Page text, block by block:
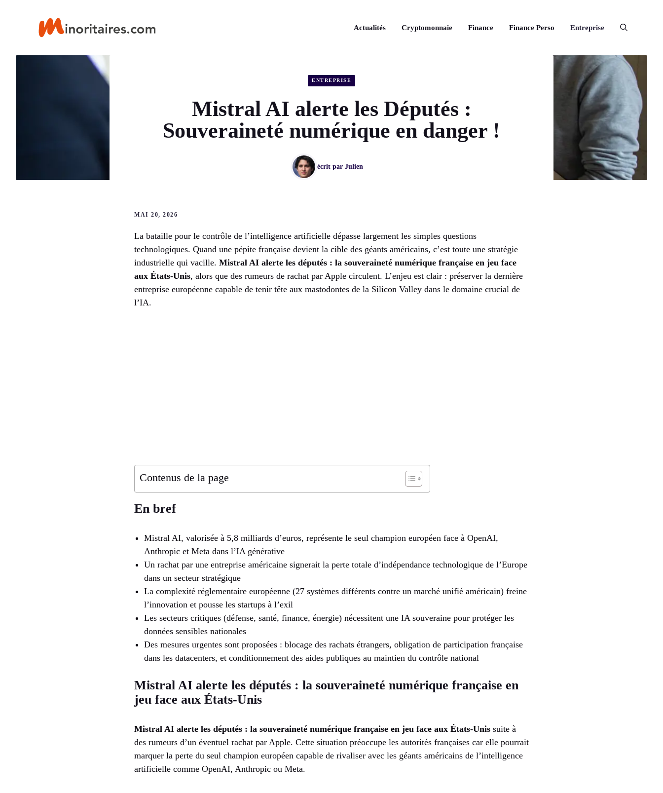
Actualités Cryptomonnaie Finance Finance Perso Entreprise
ENTREPRISE
Mistral AI alerte les Députés :
Souveraineté numérique en danger !
écrit par Julien
MAI 20, 2026
La bataille pour le contrôle de l’intelligence artificielle dépasse largement les simples questions
technologiques. Quand une pépite française devient la cible des géants américains, c’est toute une stratégie
industrielle qui vacille. Mistral AI alerte les députés : la souveraineté numérique française en jeu face
aux États-Unis, alors que des rumeurs de rachat par Apple circulent. L’enjeu est clair : préserver la dernière
entreprise européenne capable de tenir tête aux mastodontes de la Silicon Valley dans le domaine crucial de
l’IA.
Contenus de la page
En bref
Mistral AI, valorisée à 5,8 milliards d’euros, représente le seul champion européen face à OpenAI,
Anthropic et Meta dans l’IA générative
Un rachat par une entreprise américaine signerait la perte totale d’indépendance technologique de l’Europe
dans un secteur stratégique
La complexité réglementaire européenne (27 systèmes différents contre un marché unifié américain) freine
l’innovation et pousse les startups à l’exil
Les secteurs critiques (défense, santé, finance, énergie) nécessitent une IA souveraine pour protéger les
données sensibles nationales
Des mesures urgentes sont proposées : blocage des rachats étrangers, obligation de participation française
dans les datacenters, et conditionnement des aides publiques au maintien du contrôle national
Mistral AI alerte les députés : la souveraineté numérique française en
jeu face aux États-Unis
Mistral AI alerte les députés : la souveraineté numérique française en jeu face aux États-Unis suite à
des rumeurs d’un éventuel rachat par Apple. Cette situation préoccupe les autorités françaises car elle pourrait
marquer la perte du seul champion européen capable de rivaliser avec les géants américains de l’intelligence
artificielle comme OpenAI, Anthropic ou Meta.